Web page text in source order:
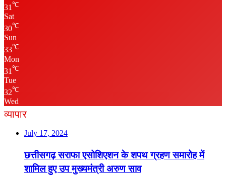
31 ℃
Sat
30℃
Sun
33℃
Mon
31 ℃
Tue
32℃
Wed
व्यापार
July 17, 2024
छत्तीसगढ़ सराफा एसोशिएशन के शपथ ग्रहण समारोह में
शामिल हुए उप मुख्यमंत्री अरुण साव